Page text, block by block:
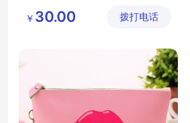
限公司
￥ 30.00 拨打电话